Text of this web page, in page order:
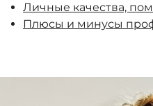
Личные качества,
Плюсы и минусы